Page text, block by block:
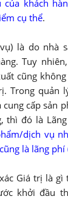
khách
cụ thể.
là do nhà
Tuy
cũng
Trong quản
cấp sản
thì đó là
dịch vụ
là lãng phí
Giá trị là gì
khởi đầu